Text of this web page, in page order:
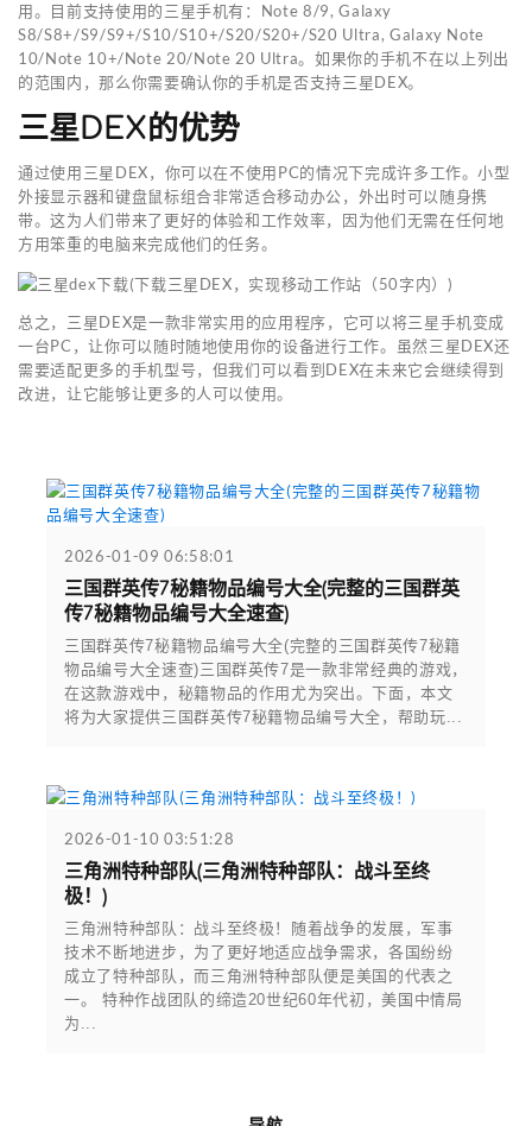
用。目前支持使用的三星手机有：Note 8/9, Galaxy
S8/S8+/S9/S9+/S10/S10+/S20/S20+/S20 Ultra, Galaxy Note
10/Note 10+/Note 20/Note 20 Ultra。如果你的手机不在以上列出
的范围内，那么你需要确认你的手机是否支持三星DEX。
三星DEX的优势
通过使用三星DEX，你可以在不使用PC的情况下完成许多工作。小型
外接显示器和键盘鼠标组合非常适合移动办公，外出时可以随身携
带。这为人们带来了更好的体验和工作效率，因为他们无需在任何地
方用笨重的电脑来完成他们的任务。
总之，三星DEX是一款非常实用的应用程序，它可以将三星手机变成
一台PC，让你可以随时随地使用你的设备进行工作。虽然三星DEX还
需要适配更多的手机型号，但我们可以看到DEX在未来它会继续得到
改进，让它能够让更多的人可以使用。
2026-01-09 06:58:01
三国群英传7秘籍物品编号大全(完整的三国群英
传7秘籍物品编号大全速查)
三国群英传7秘籍物品编号大全(完整的三国群英传7秘籍
物品编号大全速查)三国群英传7是一款非常经典的游戏，
在这款游戏中，秘籍物品的作用尤为突出。下面，本文
将为大家提供三国群英传7秘籍物品编号大全，帮助玩...
2026-01-10 03:51:28
三角洲特种部队(三角洲特种部队：战斗至终
极！)
三角洲特种部队：战斗至终极！随着战争的发展，军事
技术不断地进步，为了更好地适应战争需求，各国纷纷
成立了特种部队，而三角洲特种部队便是美国的代表之
一。 特种作战团队的缔造20世纪60年代初，美国中情局
为...